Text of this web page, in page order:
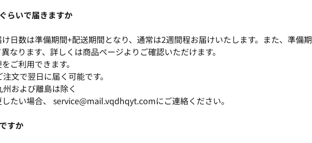
らいで届きますか
日数は準備期間+配送期間となり、通常は2週間程お届けいたします。また、準備期
なります、詳しくは商品ページよりご確認いただけます。
ご利用できます。
文で翌日に届く可能です。
および離島は除く
たい場合、 service@mail.vqdhqyt.comにご連絡ください。
すか